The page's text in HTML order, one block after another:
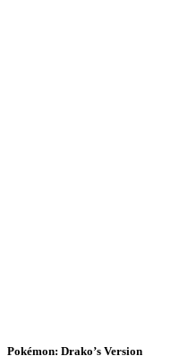
Pokémon: Drako’s Version